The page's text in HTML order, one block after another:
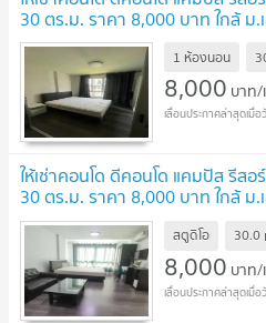
30 ตร.ม. ราคา 8,000 บาท ใกล้ ม.
1 ห้องนอน
8,000 บาท/
ให้เช่าคอนโด ดีคอนโด แคมปัส รีส
30 ตร.ม. ราคา 8,000 บาท ใกล้ ม.
สตูดิโอ 30.0
8,000 บาท/